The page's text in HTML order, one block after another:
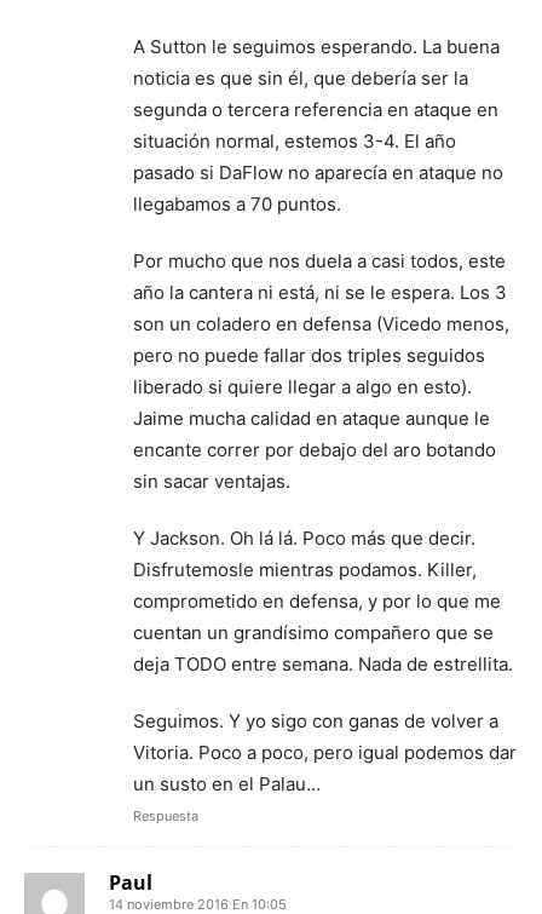
A Sutton le seguimos esperando. La buena
noticia es que sin él, que debería ser la
segunda o tercera referencia en ataque en
situación normal, estemos 3-4. El año
pasado si DaFlow no aparecía en ataque no
llegabamos a 70 puntos.
Por mucho que nos duela a casi todos, este
año la cantera ni está, ni se le espera. Los 3
son un coladero en defensa (Vicedo menos,
pero no puede fallar dos triples seguidos
liberado si quiere llegar a algo en esto).
Jaime mucha calidad en ataque aunque le
encante correr por debajo del aro botando
sin sacar ventajas.
Y Jackson. Oh lá lá. Poco más que decir.
Disfrutemosle mientras podamos. Killer,
comprometido en defensa, y por lo que me
cuentan un grandísimo compañero que se
deja TODO entre semana. Nada de estrellita.
Seguimos. Y yo sigo con ganas de volver a
Vitoria. Poco a poco, pero igual podemos dar
un susto en el Palau…
Respuesta
Paul
14 noviembre 2016 En 10:05